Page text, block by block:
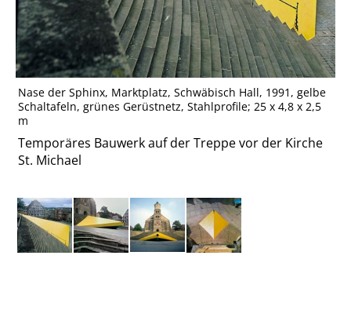
Nase der Sphinx, Marktplatz, Schwäbisch Hall, 1991, gelbe
Schaltafeln, grünes Gerüstnetz, Stahlprofile; 25 x 4,8 x 2,5
m
Temporäres Bauwerk auf der Treppe vor der Kirche
St. Michael